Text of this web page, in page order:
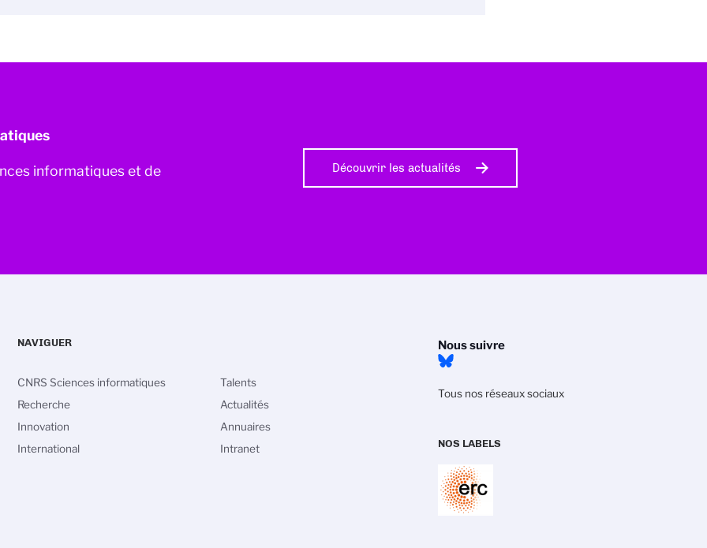
informatiques et de
Découvrir les actualités
Nous suivre
Tous nos réseaux sociaux
NOS LABELS
NAVIGUER
CNRS Sciences informatiques
Recherche
Innovation
International
Talents
Actualités
Annuaires
Intranet